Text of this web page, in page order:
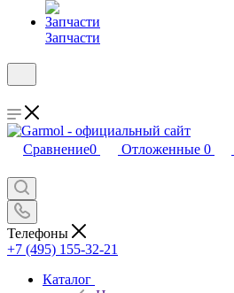
Запчасти
Сравнение0 Отложенные 0
Телефоны
+7 (495) 155-32-21
Каталог